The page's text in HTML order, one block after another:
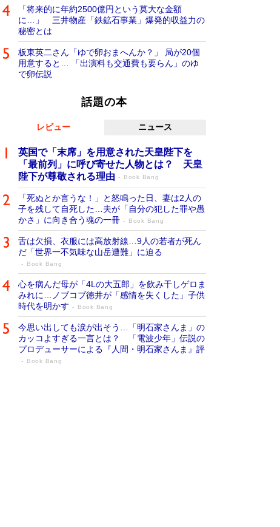
「将来的に年約2500億円という莫大な金額
に…」 三井物産「鉄鉱石事業」爆発的収益力の
秘密とは
板東英二さん「ゆで卵おまへんか？」 局が20個
用意すると… 「出演料も交通費も要らん」のゆ
で卵伝説
話題の本
レビュー ニュース
英国で「末席」を用意された天皇陛下を
「最前列」に呼び寄せた人物とは？ 天皇
陛下が尊敬される理由
Book Bang
「死ぬとか言うな！」と怒鳴った日、妻は2人の
子を残して自死した…夫が「自分の犯した罪や愚
かさ」に向き合う魂の一冊
Book Bang
舌は欠損、衣服には高放射線…9人の若者が死ん
だ「世界一不気味な山岳遭難」に迫る
Book Bang
心を病んだ母が「4Lの大五郎」を飲み干しゲロま
みれに…ノブコブ徳井が「感情を失くした」子供
時代を明かす
Book Bang
今思い出しても涙が出そう…「明石家さんま」の
カッコよすぎる一言とは？ 「電波少年」伝説の
プロデューサーによる『人間・明石家さんま』評
Book Bang